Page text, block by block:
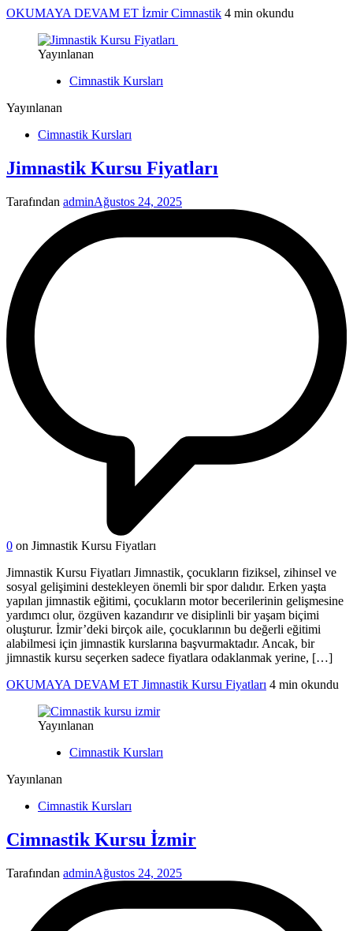
OKUMAYA DEVAM ET İzmir Cimnastik 4 min okundu
Yayınlanan
Cimnastik Kursları
Yayınlanan
Cimnastik Kursları
Jimnastik Kursu Fiyatları
Tarafından adminAğustos 24, 2025
0 on Jimnastik Kursu Fiyatları
Jimnastik Kursu Fiyatları Jimnastik, çocukların fiziksel, zihinsel ve
sosyal gelişimini destekleyen önemli bir spor dalıdır. Erken yaşta
yapılan jimnastik eğitimi, çocukların motor becerilerinin gelişmesine
yardımcı olur, özgüven kazandırır ve disiplinli bir yaşam biçimi
oluşturur. İzmir’deki birçok aile, çocuklarının bu değerli eğitimi
alabilmesi için jimnastik kurslarına başvurmaktadır. Ancak, bir
jimnastik kursu seçerken sadece fiyatlara odaklanmak yerine, […]
OKUMAYA DEVAM ET Jimnastik Kursu Fiyatları 4 min okundu
Yayınlanan
Cimnastik Kursları
Yayınlanan
Cimnastik Kursları
Cimnastik Kursu İzmir
Tarafından adminAğustos 24, 2025